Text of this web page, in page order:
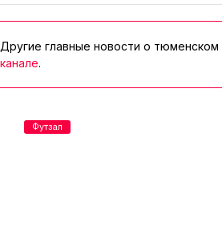
Другие главные новости о
канале.
Футзал